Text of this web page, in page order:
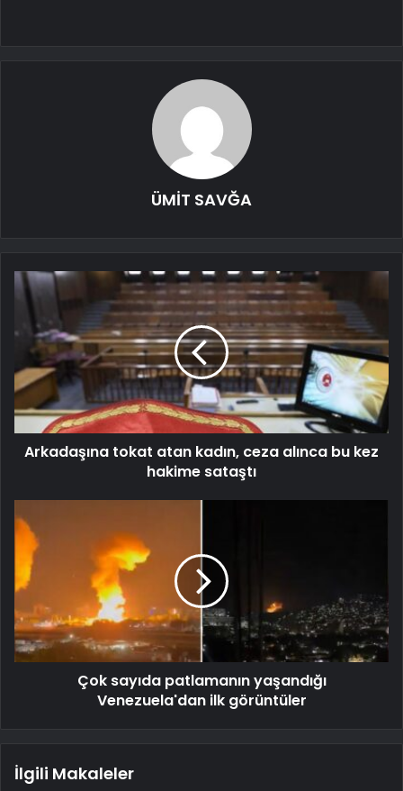
ÜMİT SAVĞA
Arkadaşına tokat atan kadın, ceza alınca bu kez
hakime sataştı
Çok sayıda patlamanın yaşandığı
Venezuela'dan ilk görüntüler
İlgili Makaleler